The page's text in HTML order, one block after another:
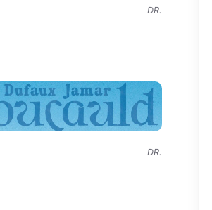
DR.
DR.